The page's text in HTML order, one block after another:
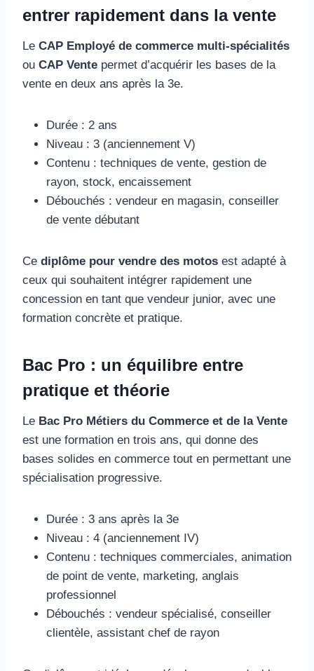
entrer rapidement dans la vente
Le CAP Employé de commerce multi-spécialités
ou CAP Vente permet d’acquérir les bases de la
vente en deux ans après la 3e.
Durée : 2 ans
Niveau : 3 (anciennement V)
Contenu : techniques de vente, gestion de
rayon, stock, encaissement
Débouchés : vendeur en magasin, conseiller
de vente débutant
Ce diplôme pour vendre des motos est adapté à
ceux qui souhaitent intégrer rapidement une
concession en tant que vendeur junior, avec une
formation concrète et pratique.
Bac Pro : un équilibre entre
pratique et théorie
Le Bac Pro Métiers du Commerce et de la Vente
est une formation en trois ans, qui donne des
bases solides en commerce tout en permettant une
spécialisation progressive.
Durée : 3 ans après la 3e
Niveau : 4 (anciennement IV)
Contenu : techniques commerciales, animation
de point de vente, marketing, anglais
professionnel
Débouchés : vendeur spécialisé, conseiller
clientèle, assistant chef de rayon